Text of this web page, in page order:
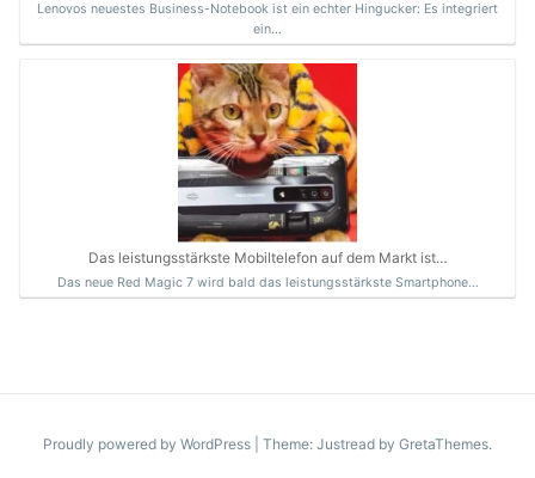
Lenovos neuestes Business-Notebook ist ein echter Hingucker: Es integriert
ein…
Das leistungsstärkste Mobiltelefon auf dem Markt ist…
Das neue Red Magic 7 wird bald das leistungsstärkste Smartphone…
Proudly powered by WordPress Theme: Justread by GretaThemes.